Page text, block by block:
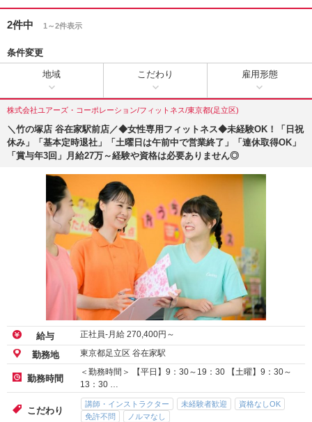
2件中 1～2件表示
条件変更
地域 こだわり 雇用形態
株式会社ユアーズ・コーポレーション/フィットネス/東京都(足立区)
＼竹の塚店 谷在家駅前店／◆女性専用フィットネス◆未経験OK！「日祝
休み」「基本定時退社」「土曜日は午前中で営業終了」「連休取得OK」
「賞与年3回」月給27万～経験や資格は必要ありません◎
給与 正社員-月給 270,400円～
勤務地 東京都足立区 谷在家駅
勤務時間
＜勤務時間＞ 【平日】9：30～19：30 【土曜】9：30～
13：30 …
こだわり
講師・インストラクター 未経験者歓迎
資格なしOK
免許不問
ノルマなし